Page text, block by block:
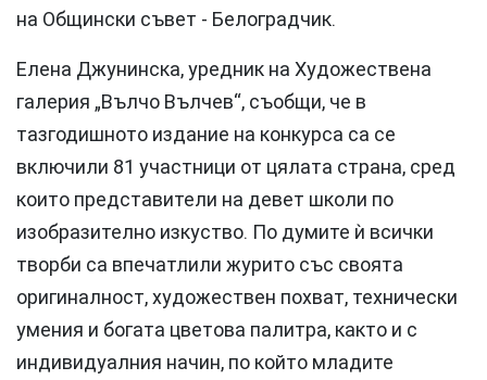
на Общински съвет - Белоградчик.
Елена Джунинска, уредник на Художествена
галерия „Вълчо Вълчев“, съобщи, че в
тазгодишното издание на конкурса са се
включили 81 участници от цялата страна, сред
които представители на девет школи по
изобразително изкуство. По думите ѝ всички
творби са впечатлили журито със своята
оригиналност, художествен похват, технически
умения и богата цветова палитра, както и с
индивидуалния начин, по който младите